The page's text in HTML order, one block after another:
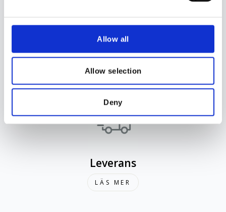
Allow all
Allow selection
Deny
Kontakta oss
Leverans
LÄS MER